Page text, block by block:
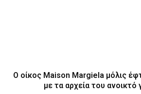
Ο οίκος Maison Margiela μόλις
με τα αρχεία του ανοικτό